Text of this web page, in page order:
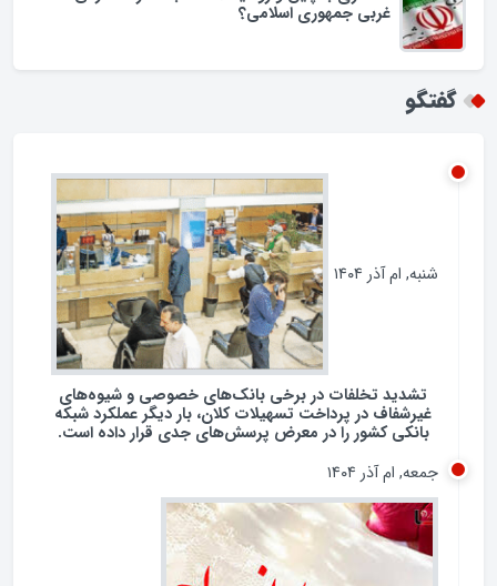
اسراف در مصرف سوخت در ایران؛ لزوم بازنگری در
تشدید تخلفات در برخی بانک‌های خصوصی و شیوه‌های
غیرشفاف در پرداخت تسهیلات کلان، بار دیگر عملکرد شبکه
بانکی کشور را در معرض پرسش‌های جدی قرار داده است.
جمعه, ام آذر ۱۴۰۴